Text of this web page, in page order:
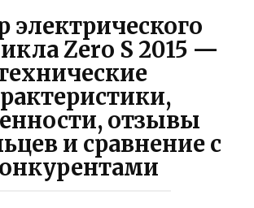
электрического
Zero S 2015 —
отзывы
и сравнение с